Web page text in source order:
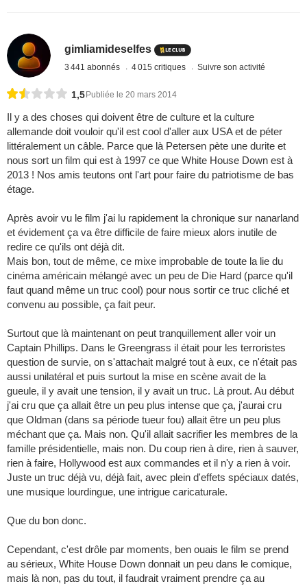
gimliamideselfes
3 441 abonnés 4 015 critiques Suivre son activité
1,5 Publiée le 20 mars 2014
Il y a des choses qui doivent être de culture et la culture
allemande doit vouloir qu'il est cool d'aller aux USA et de péter
littéralement un câble. Parce que là Petersen pète une durite et
nous sort un film qui est à 1997 ce que White House Down est à
2013 ! Nos amis teutons ont l'art pour faire du patriotisme de bas
étage.
Après avoir vu le film j'ai lu rapidement la chronique sur nanarland
et évidement ça va être difficile de faire mieux alors inutile de
redire ce qu'ils ont déjà dit.
Mais bon, tout de même, ce mixe improbable de toute la lie du
cinéma américain mélangé avec un peu de Die Hard (parce qu'il
faut quand même un truc cool) pour nous sortir ce truc cliché et
convenu au possible, ça fait peur.
Surtout que là maintenant on peut tranquillement aller voir un
Captain Phillips. Dans le Greengrass il était pour les terroristes
question de survie, on s'attachait malgré tout à eux, ce n'était pas
aussi unilatéral et puis surtout la mise en scène avait de la
gueule, il y avait une tension, il y avait un truc. Là prout. Au début
j'ai cru que ça allait être un peu plus intense que ça, j'aurai cru
que Oldman (dans sa période tueur fou) allait être un peu plus
méchant que ça. Mais non. Qu'il allait sacrifier les membres de la
famille présidentielle, mais non. Du coup rien à dire, rien à sauver,
rien à faire, Hollywood est aux commandes et il n'y a rien à voir.
Juste un truc déjà vu, déjà fait, avec plein d'effets spéciaux datés,
une musique lourdingue, une intrigue caricaturale.
Que du bon donc.
Cependant, c'est drôle par moments, ben ouais le film se prend
au sérieux, White House Down donnait un peu dans le comique,
mais là non, pas du tout, il faudrait vraiment prendre ça au